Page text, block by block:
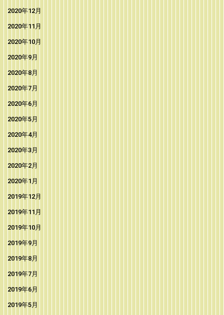
2020年12月
2020年11月
2020年10月
2020年9月
2020年8月
2020年7月
2020年6月
2020年5月
2020年4月
2020年3月
2020年2月
2020年1月
2019年12月
2019年11月
2019年10月
2019年9月
2019年8月
2019年7月
2019年6月
2019年5月